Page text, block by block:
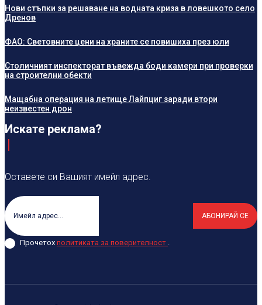
Нови стъпки за решаване на водната криза в ловешкото село
Дренов
ФАО: Световните цени на храните се повишиха през юли
Столичният инспекторат въвежда боди камери при проверки
на строителни обекти
Мащабна операция на летище Лайпциг заради втори
неизвестен дрон
Искате реклама?
Оставете си Вашият имейл адрес.
АБОНИРАЙ СЕ
Прочетох политиката за поверителност .